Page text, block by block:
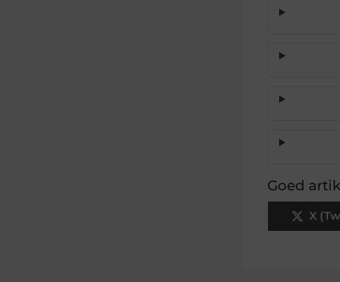
Goed
X